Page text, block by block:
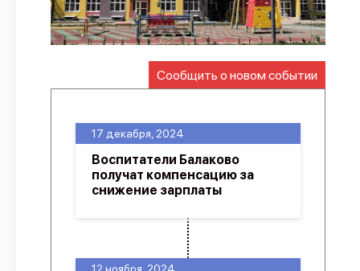
Предложить публикацию
Справочник
API
О проекте
Сообщить о новом событии
17 декабря, 2024
Воспитатели Балаково
получат компенсацию за
снижение зарплаты